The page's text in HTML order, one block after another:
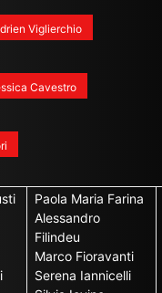
Viglierchio
Cavestro
Paola Maria Farina
Alessandro
Filindeu
Marco Fioravanti
Serena Iannicelli